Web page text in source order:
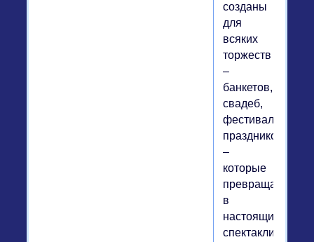
созданы
для
всяких
торжеств
–
банкетов,
свадеб,
фестивалей,
праздников,
–
которые
превращают
в
настоящие
спектакли,